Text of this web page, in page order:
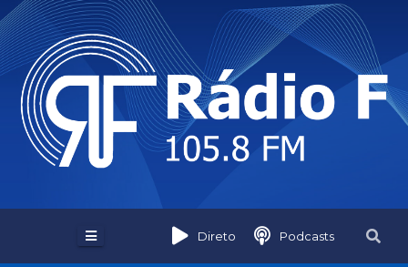
Skip
to
content
Direto Podcasts